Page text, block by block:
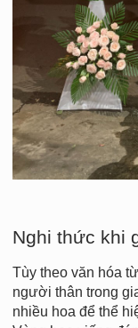
Nghi thức khi
Tùy theo văn hóa
người thân trong
nhiều hoa để thể